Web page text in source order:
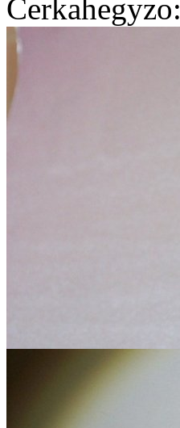
Cerkahegyzo: